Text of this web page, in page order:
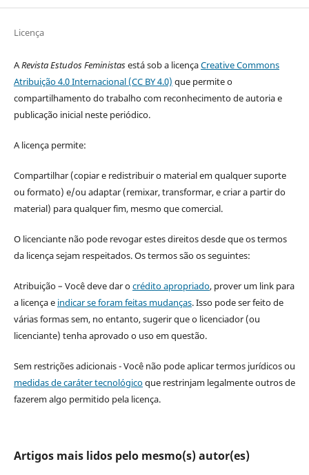
Licença
ARevista Estudos Feministasestá sob a licençaCreative Commons
Atribuição 4.0 Internacional (CC BY 4.0) que permite o
compartilhamento do trabalho com reconhecimento de autoria e
publicação inicial neste periódico.
A licença permite:
Compartilhar (copiar e redistribuir o material em qualquer suporte
ou formato) e/ou adaptar (remixar, transformar, e criar a partir do
material) para qualquer fim, mesmo que comercial.
O licenciante não pode revogar estes direitos desde que os termos
da licença sejam respeitados. Os termos são os seguintes:
Atribuição – Você deve dar ocrédito apropriado, prover um link para
a licença e indicar se foram feitas mudanças. Isso pode ser feito de
várias formas sem, no entanto, sugerir que o licenciador (ou
licenciante) tenha aprovado o uso em questão.
Sem restrições adicionais - Você não pode aplicar termos jurídicos ou
medidas de caráter tecnológicoque restrinjam legalmente outros de
fazerem algo permitido pela licença.
Artigos mais lidos pelo mesmo(s) autor(es)